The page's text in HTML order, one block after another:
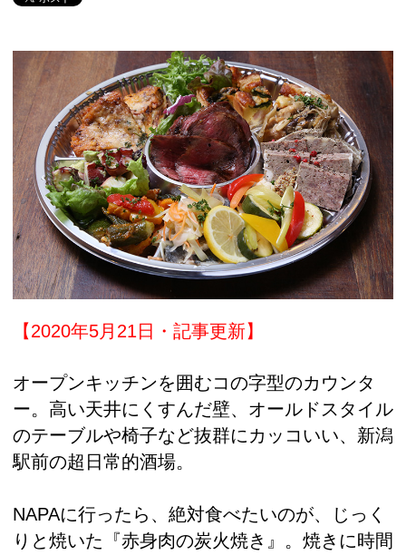
【2020年5月21日・記事更新】
オープンキッチンを囲むコの字型のカウンタ
ー。高い天井にくすんだ壁、オールドスタイル
のテーブルや椅子など抜群にカッコいい、新潟
駅前の超日常的酒場。
NAPAに行ったら、絶対食べたいのが、じっく
りと焼いた『赤身肉の炭火焼き』。焼きに時間